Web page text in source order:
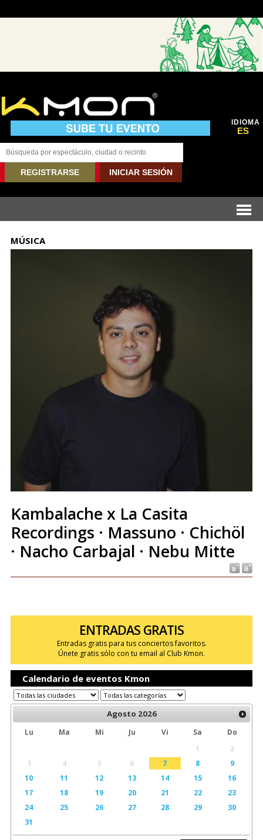
IDIOMA
ES
REGISTRARSE INICIAR SESIÓN
MÚSICA
Kambalache x La Casita
Recordings · Massuno · Chichöl
· Nacho Carbajal · Nebu Mitte
ENTRADAS GRATIS
Entradas gratis para tus conciertos favoritos.
Únete gratis sólo con tu email al Club Kmon.
Calendario de eventos Kmon
Agosto 2026
Lu Ma Mi Ju Vi Sa
Do
1
2
3
4 5 6 7 8
9
10
11 12 13 14 15
16
17
18 19 20 21 22
23
24
25 26 27 28 29
30
31